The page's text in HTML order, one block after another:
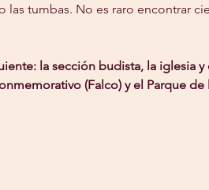
las tumbas. No es raro encontrar
la sección budista, la iglesia
(Falco) y el Parque de